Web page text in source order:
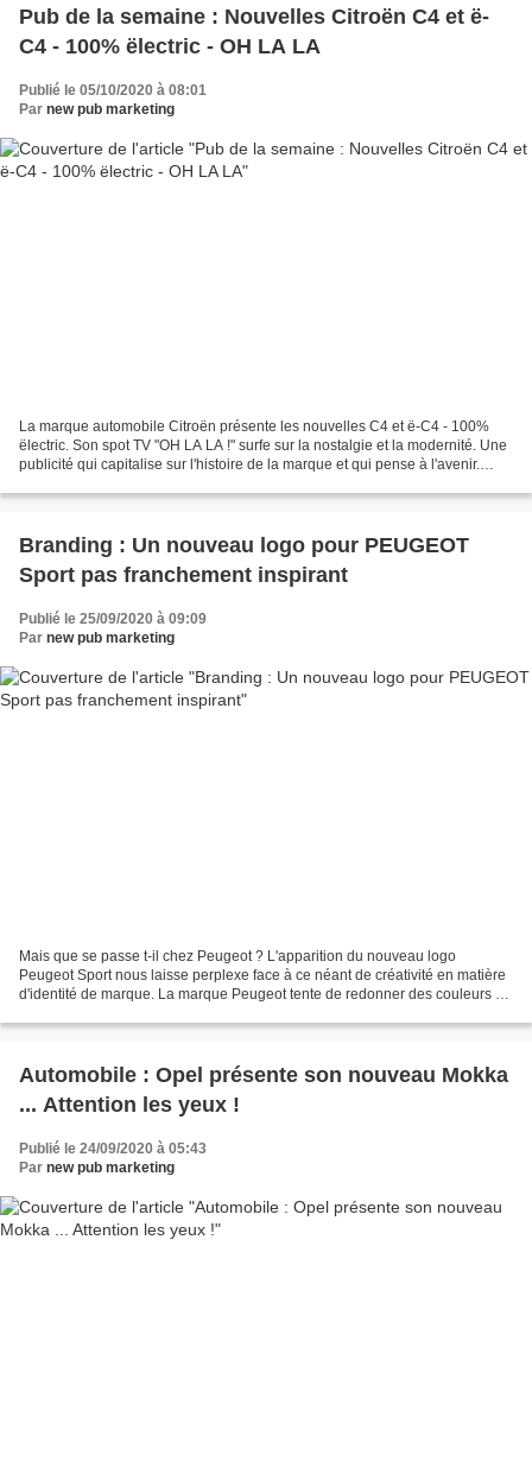
Pub de la semaine : Nouvelles Citroën C4 et ë-
C4 - 100% ëlectric - OH LA LA
Publié le 05/10/2020 à 08:01
Par new pub marketing
La marque automobile Citroën présente les nouvelles C4 et ë-C4 - 100%
ëlectric. Son spot TV "OH LA LA !" surfe sur la nostalgie et la modernité. Une
publicité qui capitalise sur l'histoire de la marque et qui pense à l'avenir.
Branding : Un nouveau logo pour PEUGEOT
Sport pas franchement inspirant
Publié le 25/09/2020 à 09:09
Par new pub marketing
Mais que se passe t-il chez Peugeot ? L'apparition du nouveau logo
Peugeot Sport nous laisse perplexe face à ce néant de créativité en matière
d'identité de marque. La marque Peugeot tente de redonner des couleurs à
Automobile : Opel présente son nouveau Mokka
... Attention les yeux !
Publié le 24/09/2020 à 05:43
Par new pub marketing